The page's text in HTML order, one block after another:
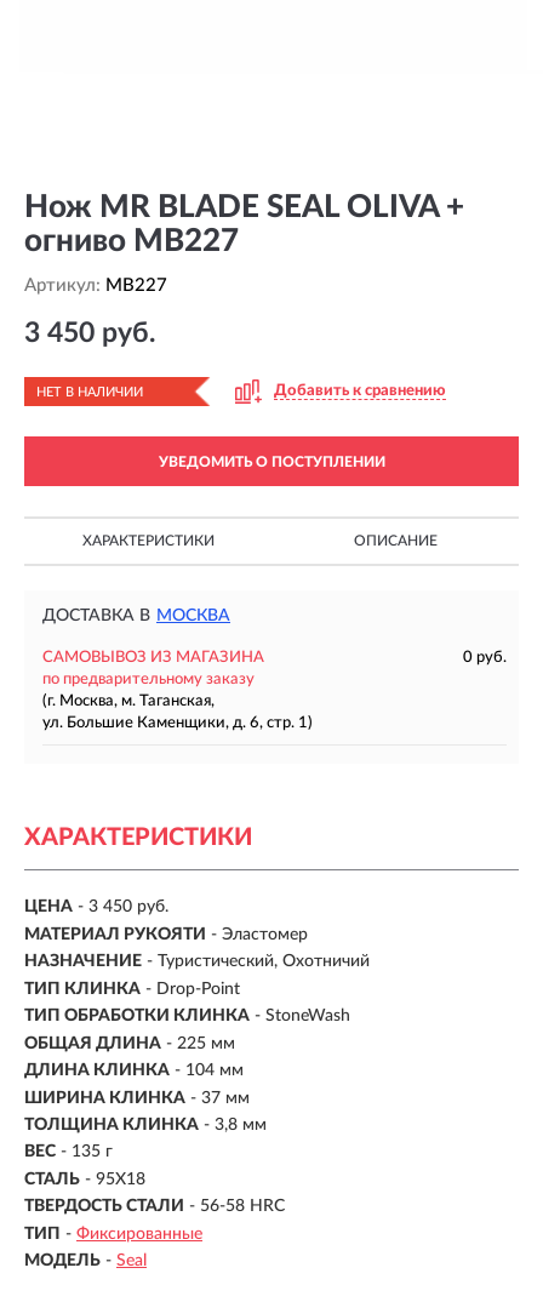
Нож MR BLADE SEAL OLIVA +
огниво MB227
Артикул: MB227
3 450 руб.
НЕТ В НАЛИЧИИ Добавить к сравнению
УВЕДОМИТЬ О ПОСТУПЛЕНИИ
ХАРАКТЕРИСТИКИ ОПИСАНИЕ
ДОСТАВКА В МОСКВА
САМОВЫВОЗ ИЗ МАГАЗИНА
0 руб.
по предварительному заказу
(г. Москва, м. Таганская,
ул. Большие Каменщики, д. 6, стр. 1)
ХАРАКТЕРИСТИКИ
ЦЕНА - 3 450 руб.
МАТЕРИАЛ РУКОЯТИ - Эластомер
НАЗНАЧЕНИЕ - Туристический, Охотничий
ТИП КЛИНКА - Drop-Point
ТИП ОБРАБОТКИ КЛИНКА - StoneWash
ОБЩАЯ ДЛИНА - 225 мм
ДЛИНА КЛИНКА - 104 мм
ШИРИНА КЛИНКА - 37 мм
ТОЛЩИНА КЛИНКА - 3,8 мм
ВЕС - 135 г
СТАЛЬ - 95Х18
ТВЕРДОСТЬ СТАЛИ - 56-58 HRC
ТИП - Фиксированные
МОДЕЛЬ - Seal